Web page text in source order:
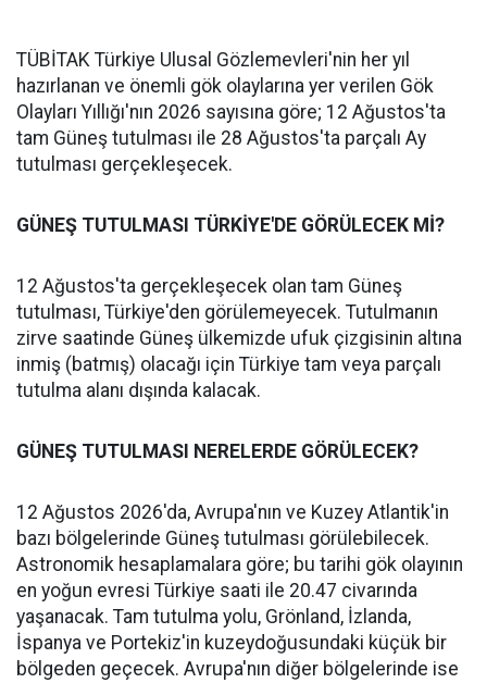
TÜBİTAK Türkiye Ulusal Gözlemevleri'nin her yıl
hazırlanan ve önemli gök olaylarına yer verilen Gök
Olayları Yıllığı'nın 2026 sayısına göre; 12 Ağustos'ta
tam Güneş tutulması ile 28 Ağustos'ta parçalı Ay
tutulması gerçekleşecek.
GÜNEŞ TUTULMASI TÜRKİYE'DE GÖRÜLECEK Mİ?
12 Ağustos'ta gerçekleşecek olan tam Güneş
tutulması, Türkiye'den görülemeyecek. Tutulmanın
zirve saatinde Güneş ülkemizde ufuk çizgisinin altına
inmiş (batmış) olacağı için Türkiye tam veya parçalı
tutulma alanı dışında kalacak.
GÜNEŞ TUTULMASI NERELERDE GÖRÜLECEK?
12 Ağustos 2026'da, Avrupa'nın ve Kuzey Atlantik'in
bazı bölgelerinde Güneş tutulması görülebilecek.
Astronomik hesaplamalara göre; bu tarihi gök olayının
en yoğun evresi Türkiye saati ile 20.47 civarında
yaşanacak. Tam tutulma yolu, Grönland, İzlanda,
İspanya ve Portekiz'in kuzeydoğusundaki küçük bir
bölgeden geçecek. Avrupa'nın diğer bölgelerinde ise